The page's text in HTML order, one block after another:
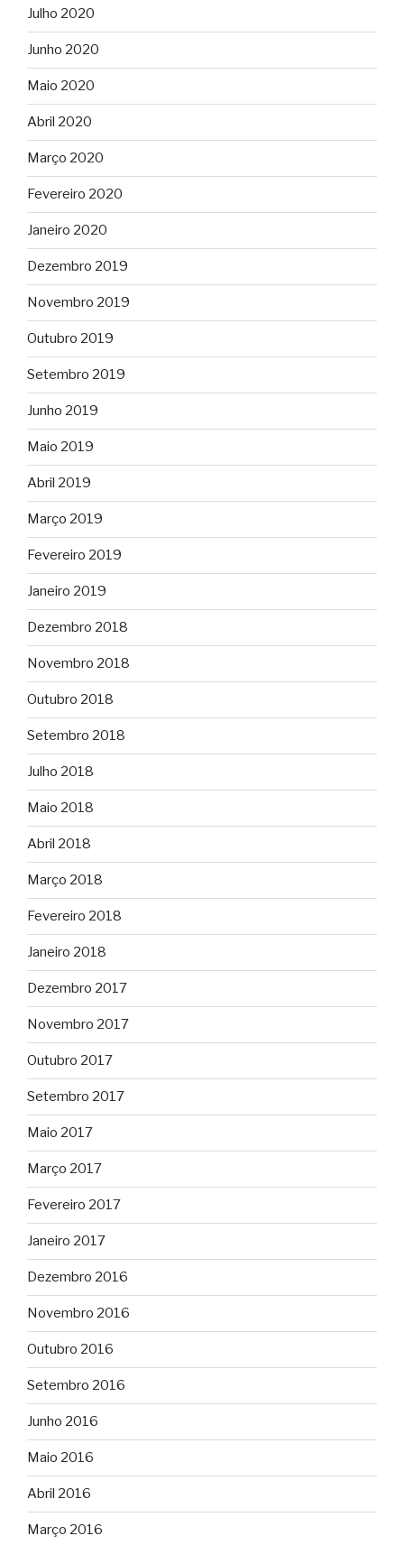
Julho 2020
Junho 2020
Maio 2020
Abril 2020
Março 2020
Fevereiro 2020
Janeiro 2020
Dezembro 2019
Novembro 2019
Outubro 2019
Setembro 2019
Junho 2019
Maio 2019
Abril 2019
Março 2019
Fevereiro 2019
Janeiro 2019
Dezembro 2018
Novembro 2018
Outubro 2018
Setembro 2018
Julho 2018
Maio 2018
Abril 2018
Março 2018
Fevereiro 2018
Janeiro 2018
Dezembro 2017
Novembro 2017
Outubro 2017
Setembro 2017
Maio 2017
Março 2017
Fevereiro 2017
Janeiro 2017
Dezembro 2016
Novembro 2016
Outubro 2016
Setembro 2016
Junho 2016
Maio 2016
Abril 2016
Março 2016